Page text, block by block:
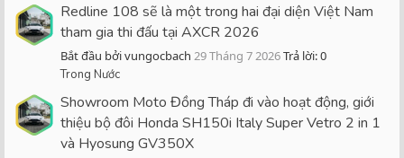
Redline 108 sẽ là một trong hai đại diện Việt Nam
tham gia thi đấu tại AXCR 2026
Bắt đầu bởi vungocbach 29 Tháng 7 2026Trả lời: 0
Trong Nước
Showroom Moto Đồng Tháp đi vào hoạt động, giới
thiệu bộ đôi Honda SH150i Italy Super Vetro 2 in 1
và Hyosung GV350X